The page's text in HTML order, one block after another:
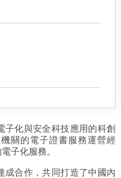
子化與安全科技應用的科創
關的電子證書服務運營經
子化服務。
成合作，共同打造了中國內